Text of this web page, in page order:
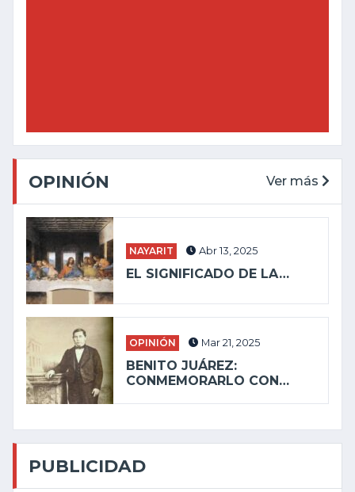
OPINIÓN Ver más
NAYARIT Abr 13, 2025
EL SIGNIFICADO DE LA…
OPINIÓN Mar 21, 2025
BENITO JUÁREZ:
CONMEMORARLO CON…
PUBLICIDAD